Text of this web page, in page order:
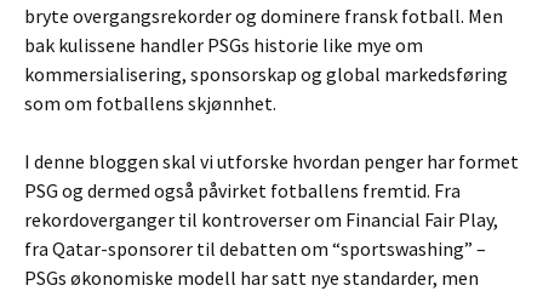
bryte overgangsrekorder og dominere fransk fotball. Men
bak kulissene handler PSGs historie like mye om
kommersialisering, sponsorskap og global markedsføring
som om fotballens skjønnhet.
I denne bloggen skal vi utforske hvordan penger har formet
PSG og dermed også påvirket fotballens fremtid. Fra
rekordoverganger til kontroverser om Financial Fair Play,
fra Qatar-sponsorer til debatten om “sportswashing” –
PSGs økonomiske modell har satt nye standarder, men